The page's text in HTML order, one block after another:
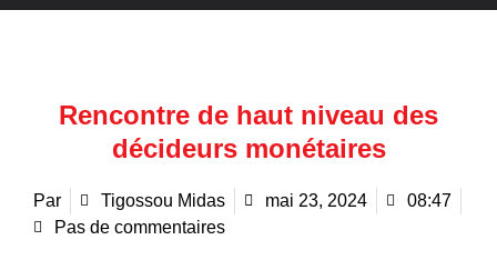
Rencontre de haut niveau des
décideurs monétaires
Par Tigossou Midas mai 23, 2024
08:47
Pas de commentaires